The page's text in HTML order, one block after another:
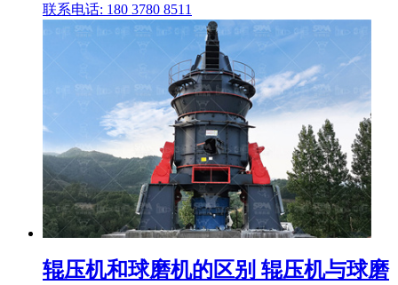
联系电话: 180 3780 8511
辊压机和球磨机的区别 辊压机与球磨